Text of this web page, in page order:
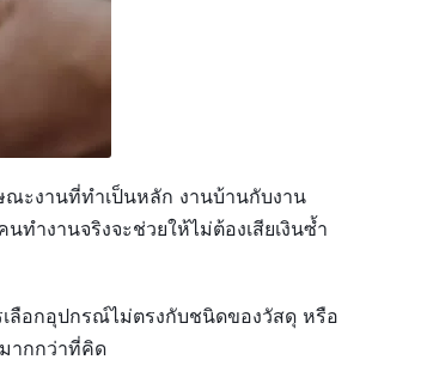
ะงานที่ทำเป็นหลัก งานบ้านกับงาน
ำงานจริงจะช่วยให้ไม่ต้องเสียเงินซ้ำ
ลือกอุปกรณ์ไม่ตรงกับชนิดของวัสดุ หรือ
ากกว่าที่คิด